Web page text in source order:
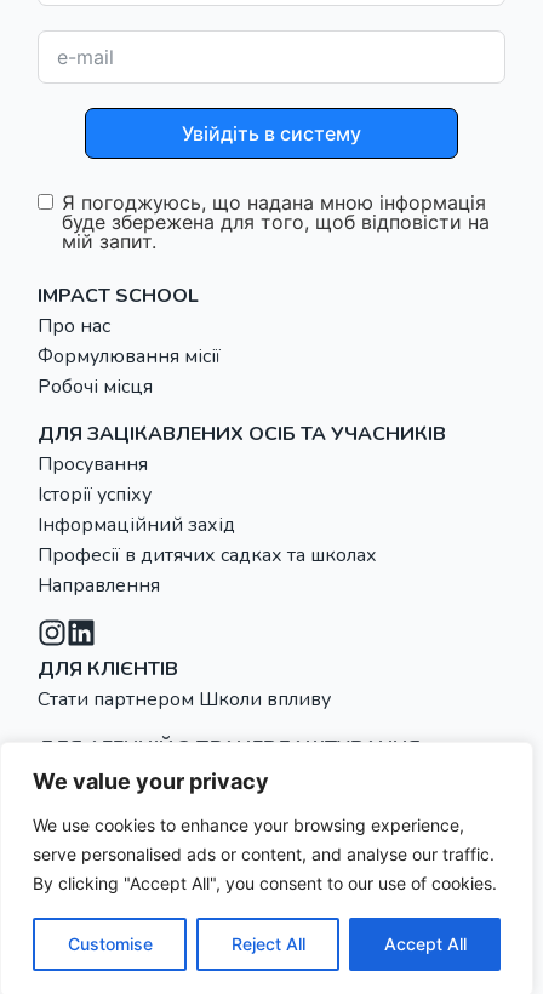
We value your privacy
We use cookies to enhance your browsing experience,
serve personalised ads or content, and analyse our traffic.
By clicking "Accept All", you consent to our use of cookies.
Customise Reject All Accept All
Увійдіть в систему
Я погоджуюсь, що надана мною інформація
буде збережена для того, щоб відповісти на
мій запит.
IMPACT SCHOOL
Про нас
Формулювання місії
Робочі місця
ДЛЯ ЗАЦІКАВЛЕНИХ ОСІБ ТА УЧАСНИКІВ
Просування
Історії успіху
Інформаційний захід
Професії в дитячих садках та школах
Направлення
ДЛЯ КЛІЄНТІВ
Стати партнером Школи впливу
ДЛЯ АГЕНЦІЙ З ПРАЦЕВЛАШТУВАННЯ
Для агенцій з працевлаштування
Авторське право © SIS - Social
Impact School GmbH. Всі права
захищені.
Відбиток
Захист
даних
Deutsch
العربية
English